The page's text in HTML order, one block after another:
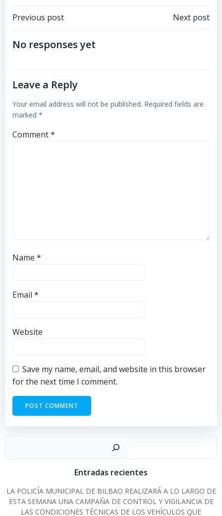
Post
navigation
Previous post Next post
No responses yet
Leave a Reply
Your email address will not be published. Required fields are
marked *
Comment*
Name *
Email *
Website
Save my name, email, and website in this browser
for the next time I comment.
Entradas recientes
LA POLICÍA MUNICIPAL DE BILBAO REALIZARÁ A LO LARGO DE
ESTA SEMANA UNA CAMPAÑA DE CONTROL Y VIGILANCIA DE
LAS CONDICIONES TÉCNICAS DE LOS VEHÍCULOS QUE